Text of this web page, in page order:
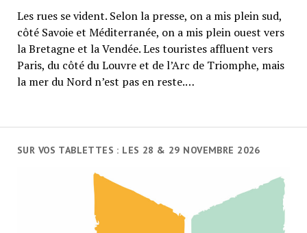
SUR VOS TABLETTES : LES 28 & 29 NOVEMBRE 2026
Les rues se vident. Selon la presse, on a mis plein sud,
côté Savoie et Méditerranée, on a mis plein ouest vers
la Bretagne et la Vendée. Les touristes affluent vers
Paris, du côté du Louvre et de l’Arc de Triomphe, mais
la mer du Nord n’est pas en reste.…